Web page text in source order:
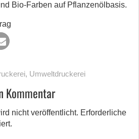
Bio-Farben auf Pflanzenölbasis.
, Umweltdruckerei
Kommentar
nicht veröffentlicht. Erforderliche